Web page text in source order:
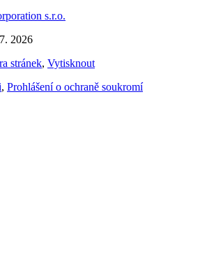
s.r.o.
2026
stránek, Vytisknout
, Prohlášení o ochraně soukromí